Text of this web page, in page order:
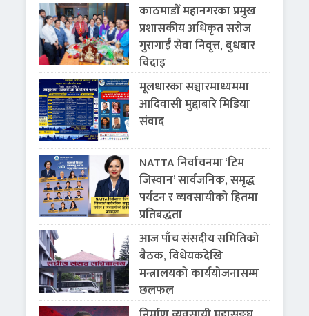
काठमाडौँ महानगरका प्रमुख
प्रशासकीय अधिकृत सरोज
गुरागाईँ सेवा निवृत्त, बुधबार
विदाइ
मूलधारका सञ्चारमाध्यममा
आदिवासी मुद्दाबारे मिडिया
संवाद
NATTA निर्वाचनमा ‘टिम
जिस्वान’ सार्वजनिक, समृद्ध
पर्यटन र व्यवसायीको हितमा
प्रतिबद्धता
आज पाँच संसदीय समितिको
बैठक, विधेयकदेखि
मन्त्रालयको कार्ययोजनासम्म
छलफल